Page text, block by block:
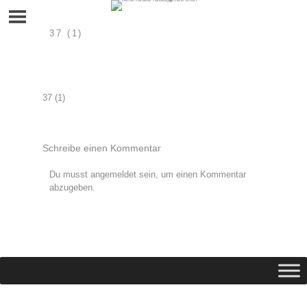
37 (1)
Beitragsnavigation
37 (1)
Schreibe einen Kommentar
Du musst angemeldet sein, um einen Kommentar
abzugeben.